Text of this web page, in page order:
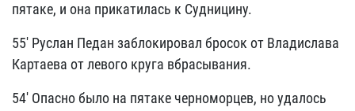
пятаке, и она прикатилась к Судницину.
55' Руслан Педан заблокировал бросок от Владислава
Картаева от левого круга вбрасывания.
54' Опасно было на пятаке черноморцев, но удалось